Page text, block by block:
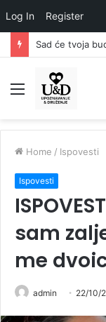
Log In Register
Sad će tvoja
Menu
Home / Ispovesti
Ispovesti
sam
me
admin 22/10/